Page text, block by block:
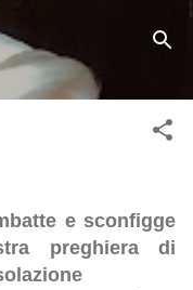
e sconfigge
preghiera di